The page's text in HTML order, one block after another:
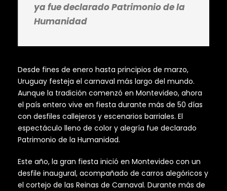
ya fue declarado Patrimonio de la
Humanidad
Desde fines de enero hasta principios de marzo,
Uruguay festeja el carnaval más largo del mundo.
Aunque la tradición comenzó en Montevideo, ahora
el país entero vive en fiesta durante más de 50 días
con desfiles callejeros y escenarios barriales. El
espectáculo lleno de color y alegría fue declarado
Patrimonio de la Humanidad.
Este año, la gran fiesta inició en Montevideo con un
desfile inaugural, acompañado de carros alegóricos y
el cortejo de las Reinas de Carnaval. Durante más de